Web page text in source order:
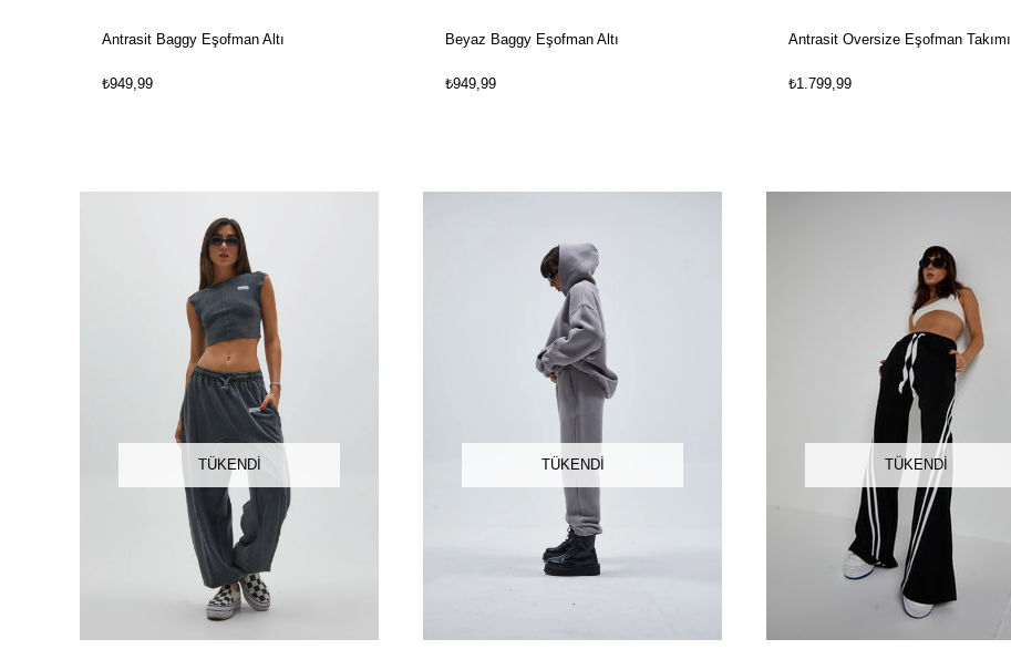
Antrasit Baggy Eşofman Altı
₺949,99
Beyaz Baggy Eşofman Altı
₺949,99
Antrasit Oversize Eşofman Takımı
₺1.799,99
TÜKENDI TÜKENDI TÜKENDI